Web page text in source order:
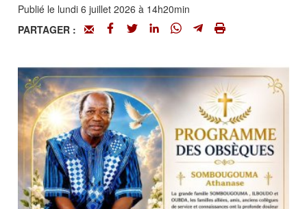
Publié le lundi 6 juillet 2026 à 14h20min
PARTAGER :